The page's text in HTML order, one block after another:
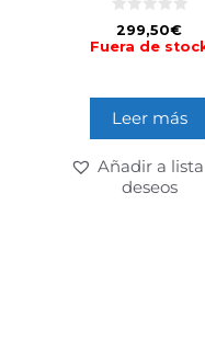
0
d
e
299,50€
Fuera de
Leer más
Añadir a
deseos